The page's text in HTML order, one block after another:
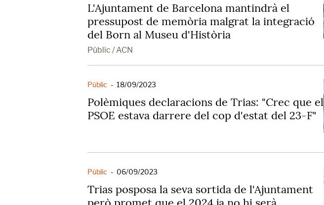
L'Ajuntament de Barcelona mantindrà el
pressupost de memòria malgrat la integració
del Born al Museu d'Història
Públic / ACN
Públic - 18/09/2023
Polèmiques declaracions de Trias: "Crec que el
PSOE estava darrere del cop d'estat del 23-F"
Públic - 06/09/2023
Trias posposa la seva sortida de l'Ajuntament